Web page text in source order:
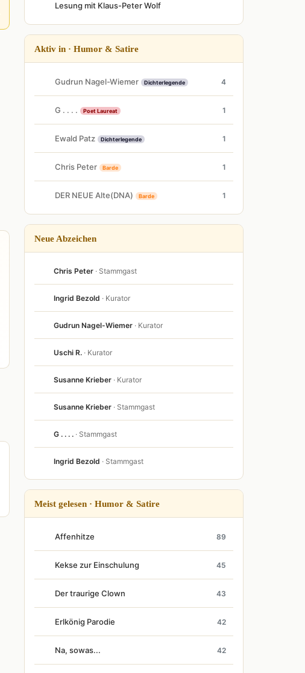
Lesung mit Klaus-Peter Wolf
Aktiv in · Humor & Satire
Gudrun Nagel-Wiemer Dichterlegende 4
G . . . . Poet Laureat 1
Ewald Patz Dichterlegende 1
Chris Peter Barde 1
DER NEUE Alte(DNA) Barde 1
Neue Abzeichen
Chris Peter · Stammgast
Ingrid Bezold · Kurator
Gudrun Nagel-Wiemer · Kurator
Uschi R. · Kurator
Susanne Krieber · Kurator
Susanne Krieber · Stammgast
G . . . . · Stammgast
Ingrid Bezold · Stammgast
Meist gelesen · Humor & Satire
Affenhitze 89
Kekse zur Einschulung 45
Der traurige Clown 43
Erlkönig Parodie 42
Na, sowas... 42